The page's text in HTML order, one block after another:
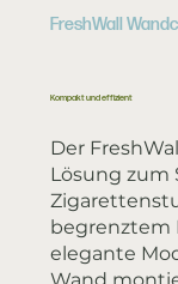
FreshWall
Kompakt und effizient
Der
Lösung zum
begrenztem
elegante
Wand